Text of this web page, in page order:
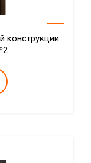
конструкции